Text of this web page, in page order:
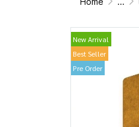
New Arrival
Best Seller
Pre Order